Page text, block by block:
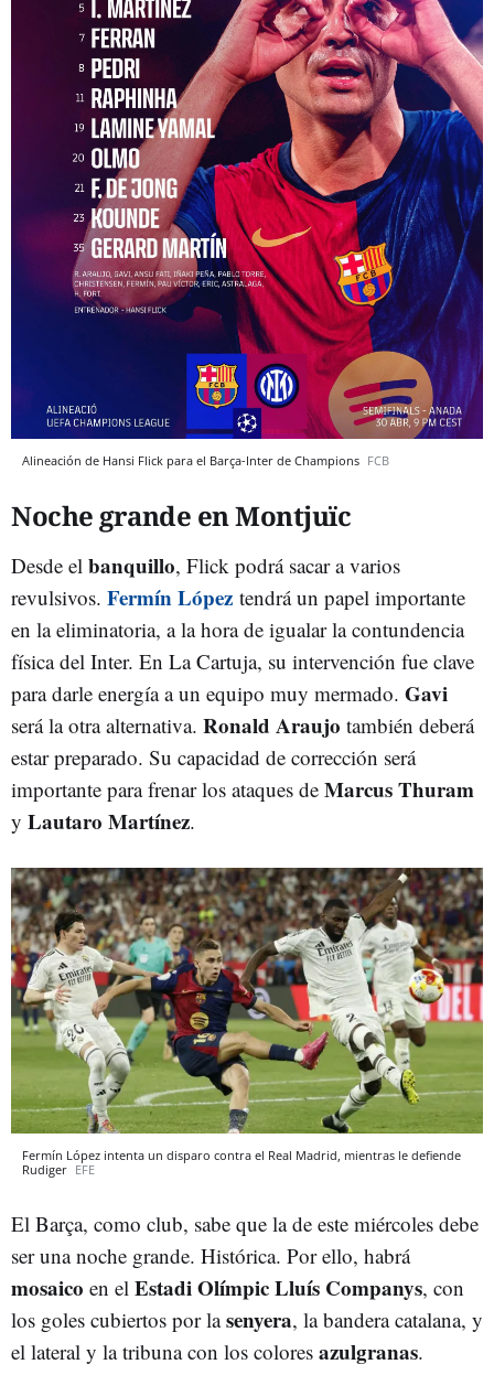
Alineación de Hansi Flick para el Barça-Inter de Champions FCB
Noche grande en Montjuïc
Desde el banquillo, Flick podrá sacar a varios
revulsivos. Fermín López tendrá un papel importante
en la eliminatoria, a la hora de igualar la contundencia
física del Inter. En La Cartuja, su intervención fue clave
para darle energía a un equipo muy mermado. Gavi
será la otra alternativa. Ronald Araujo también deberá
estar preparado. Su capacidad de corrección será
importante para frenar los ataques de Marcus Thuram
y Lautaro Martínez.
Fermín López intenta un disparo contra el Real Madrid, mientras le defiende
Rudiger EFE
El Barça, como club, sabe que la de este miércoles debe
ser una noche grande. Histórica. Por ello, habrá
mosaico en el Estadi Olímpic Lluís Companys, con
los goles cubiertos por lasenyera, la bandera catalana, y
el lateral y la tribuna con los colores azulgranas.